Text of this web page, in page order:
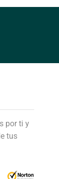
por ti y
tus